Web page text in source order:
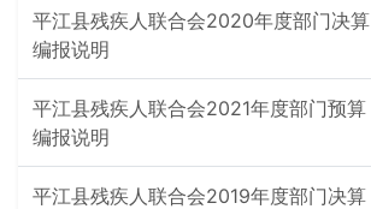
平江县残疾人联合会2020年度部门决算
编报说明
平江县残疾人联合会2021年度部门预算
编报说明
平江县残疾人联合会2019年度部门决算